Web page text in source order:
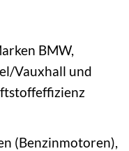
BMW,
Vauxhall und
(Benzinmotoren),